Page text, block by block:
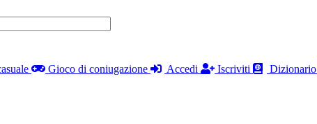
Gioco di coniugazione Accedi Iscriviti Dizionario